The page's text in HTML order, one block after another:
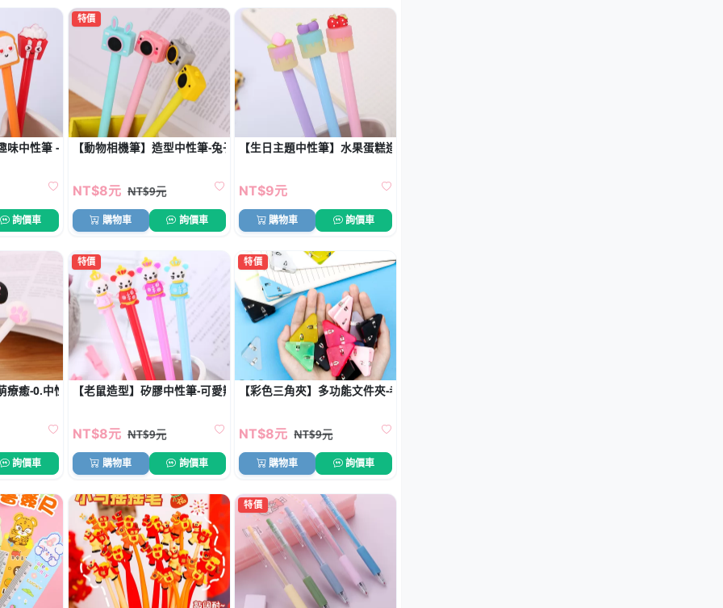
味中性筆 - 可愛矽膠頭原子筆
詢價車
特價
【動物相機筆】造型中性筆-兔子無尾熊原子筆
NT$8元 NT$9元
購物車 詢價車
【生日主題中性筆】水果蛋糕造型-生日快樂原子筆
NT$9元
購物車 詢價車
癒-0.中性筆
詢價車
特價
【老鼠造型】矽膠中性筆-可愛辦公文具
NT$8元 NT$9元
購物車 詢價車
特價
【彩色三角夾】多功能文件夾-考券票據邊角夾
NT$8元 NT$9元
購物車 詢價車
特價